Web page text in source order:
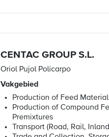
CENTAC GROUP S.L.
Oriol Pujol Policarpo
Vakgebied
Production of Feed
Production of Compound
Premixtures
Transport (Road, Rail,